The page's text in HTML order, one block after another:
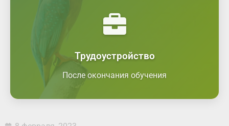
Трудоустройство
После окончания обучения
Предприятия по переработке
животноводческой продукции
надзорные органы
Научно-исследовательские учреждения